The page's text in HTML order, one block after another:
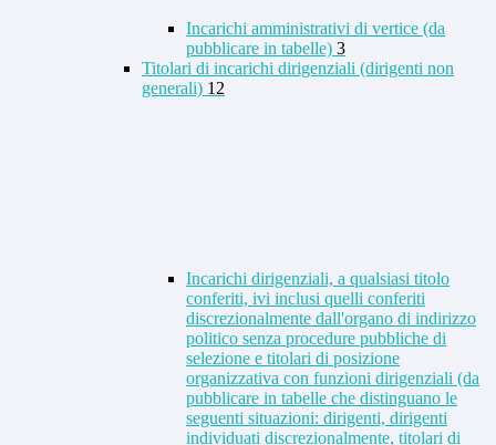
Incarichi amministrativi di vertice (da
pubblicare in tabelle) 3
Titolari di incarichi dirigenziali (dirigenti non
generali) 12
Incarichi dirigenziali, a qualsiasi titolo
conferiti, ivi inclusi quelli conferiti
discrezionalmente dall'organo di indirizzo
politico senza procedure pubbliche di
selezione e titolari di posizione
organizzativa con funzioni dirigenziali (da
pubblicare in tabelle che distinguano le
seguenti situazioni: dirigenti, dirigenti
individuati discrezionalmente, titolari di